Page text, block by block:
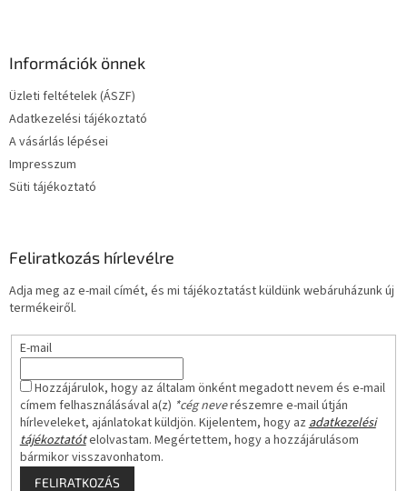
Információk önnek
Üzleti feltételek (ÁSZF)
Adatkezelési tájékoztató
A vásárlás lépései
Impresszum
Süti tájékoztató
Feliratkozás hírlevélre
Adja meg az e-mail címét, és mi tájékoztatást küldünk webáruházunk új
termékeiről.
E-mail
Hozzájárulok, hogy az általam önként megadott nevem és e-mail
címem felhasználásával a(z) *cég neverészemre e-mail útján
hírleveleket, ajánlatokat küldjön. Kijelentem, hogy azadatkezelési
tájékoztatótelolvastam. Megértettem, hogy a hozzájárulásom
bármikor visszavonhatom.
FELIRATKOZÁS